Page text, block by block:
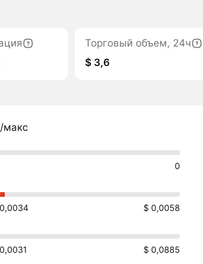
Торговый объем, 24ч
$ 3,6
макс
0
$ 0,0058
$ 0,0885